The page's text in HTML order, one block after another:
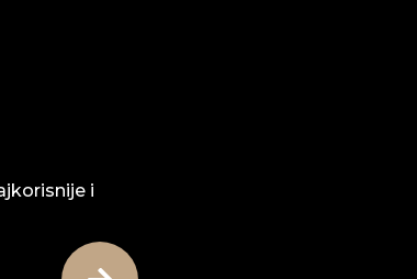
i